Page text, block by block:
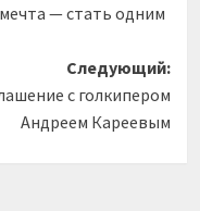
— стать одним
Следующий:
с голкипером
Андреем Кареевым